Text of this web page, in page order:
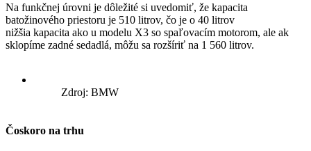
Na funkčnej úrovni je dôležité si uvedomiť, že kapacita
batožinového priestoru je 510 litrov, čo je o 40 litrov
nižšia kapacita ako u modelu X3 so spaľovacím motorom, ale ak
sklopíme zadné sedadlá, môžu sa rozšíriť na 1 560 litrov.
Zdroj: BMW
Čoskoro na trhu